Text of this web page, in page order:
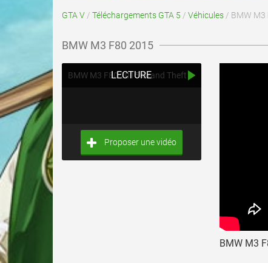
GTA V / Téléchargements GTA 5 / Véhicules / BMW M3
BMW M3 F80 2015
BMW M3 F80 2015 Grand Theft Auto V , VI - future
LECTURE
Proposer une vidéo
BMW M3